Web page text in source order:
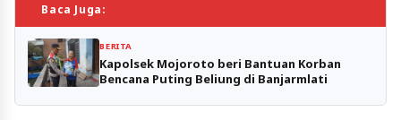
Baca Juga:
BERITA
Kapolsek Mojoroto beri Bantuan Korban
Bencana Puting Beliung di Banjarmlati